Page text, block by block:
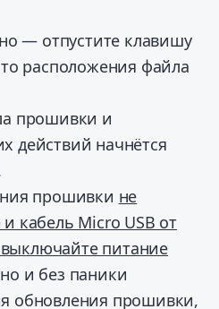
— отпустите клавишу
расположения файла
прошивки и
действий начнётся
прошивки не
кабель Micro USB от
питание
и без паники
обновления прошивки,